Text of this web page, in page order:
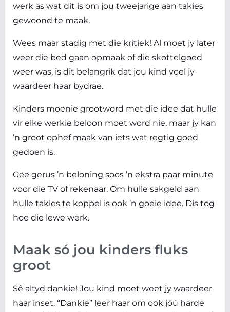
werk as wat dit is om jou tweejarige aan takies
gewoond te maak.
Wees maar stadig met die kritiek! Al moet jy later
weer die bed gaan opmaak of die skottelgoed
weer was, is dit belangrik dat jou kind voel jy
waardeer haar bydrae.
Kinders moenie grootword met die idee dat hulle
vir elke werkie beloon moet word nie, maar jy kan
’n groot ophef maak van iets wat regtig goed
gedoen is.
Gee gerus ’n beloning soos ’n ekstra paar minute
voor die TV of rekenaar. Om hulle sakgeld aan
hulle takies te koppel is ook ’n goeie idee. Dis tog
hoe die lewe werk.
Maak só jou kinders fluks
groot
Sê altyd dankie! Jou kind moet weet jy waardeer
haar inset. “Dankie” leer haar om ook jóú harde